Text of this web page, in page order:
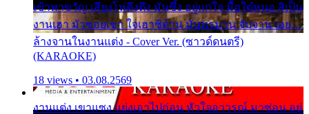
เข้าพาขวัญ เสียงโห่ตึงตึง มันซึ้ง อยู่แก่ใจ มื้อใด๋หนอ สิเป็น
งานเฮา มัวซอยเขา ใจเฮาซิด้าน มันทรมาน จับจาน เอย…
ล้างจานในงานแต่ง - Cover Ver. (ซาวด์ดนตรี)
(KARAOKE)
18 views • 03.08.2569
งานแต่ง เขาแซง แย่งเอาไปก่อน หัวใจอาวรณ์ มาซ่อน อยู่